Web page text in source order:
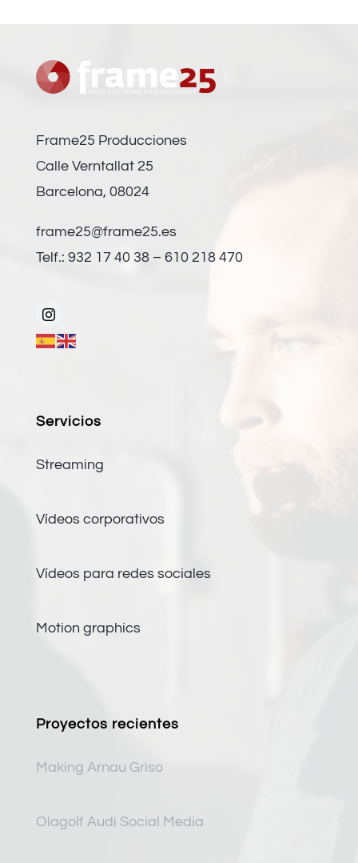
Frame25 Producciones
Calle Verntallat 25
Barcelona, 08024
frame25@frame25.es
Telf.: 932 17 40 38 – 610 218 470
Servicios
Streaming
Vídeos corporativos
Vídeos para redes sociales
Motion graphics
Proyectos recientes
Making Arnau Griso
Olagolf Audi Social Media